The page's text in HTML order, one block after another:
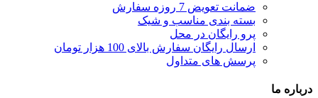
ضمانت تعویض 7 روزه سفارش
بسته بندی مناسب و شیک
پرو رایگان در محل
ارسال رایگان سفارش بالای 100 هزار تومان
پرسش های متداول
درباره ما